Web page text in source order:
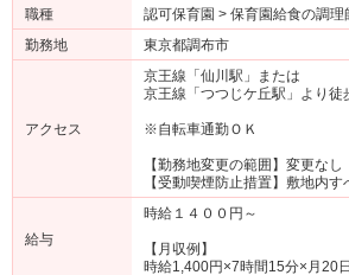
職種
認可保育園 > 保育園給食の調理
勤務地
東京都調布市
アクセス
京王線「仙川駅」または
京王線「つつじケ丘駅」より徒
※自転車通勤ＯＫ
【勤務地変更の範囲】変更なし
【受動喫煙防止措置】敷地内す
給与
時給１４００円～
【月収例】
時給1,400円×7時間15分×月20